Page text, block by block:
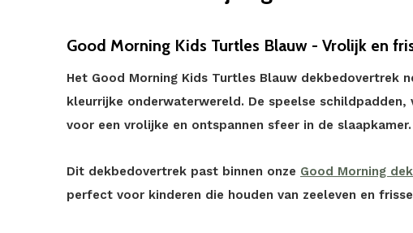
Good Morning Kids Turtles Blauw - Vrolijk en
Het Good Morning Kids Turtles Blauw dekbedovertrek
kleurrijke onderwaterwereld. De speelse schildpadden,
voor een vrolijke en ontspannen sfeer in de slaapkamer.
Dit dekbedovertrek past binnen onze Good Morning
perfect voor kinderen die houden van zeeleven en